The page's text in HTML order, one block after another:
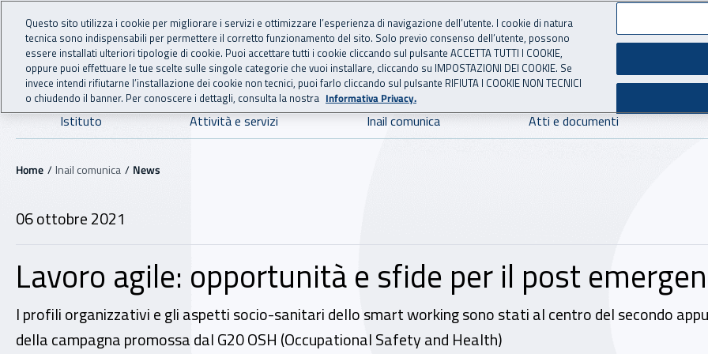
Vai al menu principale
Vai al contenuto principale
INAIL - Istituto Nazionale per l'Assicurazione
Navigazione principale
Istituto Attività e servizi Inail comunica Atti e documenti
Navigazione - Ti trovi in:
Home Inail comunica News
06 ottobre 2021
Lavoro agile: opportunità e sfide per il post
I profili organizzativi e gli aspetti socio-sanitari dello smart working sono stati al centro del secondo
della campagna promossa dal G20 OSH (Occupational Safety and Health)
Questo sito utilizza i cookie per migliorare i servizi e ottimizzare l’esperienza di navigazione dell’utente. I cookie di natura
tecnica sono indispensabili per permettere il corretto funzionamento del sito. Solo previo consenso dell’utente, possono
essere installati ulteriori tipologie di cookie. Puoi accettare tutti i cookie cliccando sul pulsante ACCETTA TUTTI I COOKIE,
oppure puoi effettuare le tue scelte sulle singole categorie che vuoi installare, cliccando su IMPOSTAZIONI DEI COOKIE. Se
invece intendi rifiutarne l’installazione dei cookie non tecnici, puoi farlo cliccando sul pulsante RIFIUTA I COOKIE NON TECNICI
o chiudendo il banner. Per conoscere i dettagli, consulta la nostra Informativa Privacy.